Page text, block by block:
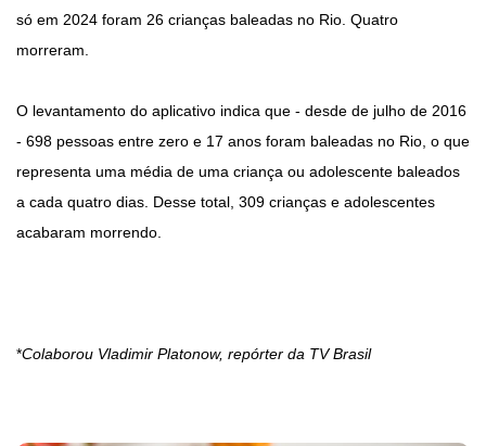
só em 2024 foram 26 crianças baleadas no Rio. Quatro
morreram.
O levantamento do aplicativo indica que - desde de julho de 2016
- 698 pessoas entre zero e 17 anos foram baleadas no Rio, o que
representa uma média de uma criança ou adolescente baleados
a cada quatro dias. Desse total, 309 crianças e adolescentes
acabaram morrendo.
*Colaborou Vladimir Platonow, repórter da TV Brasil